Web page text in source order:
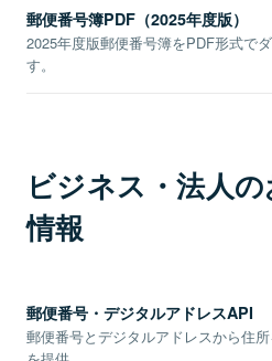
郵便番号簿PDF（2025年度版）
2025年度版郵便番号簿をPDF形式で
す。
ビジネス・法人
情報
郵便番号・デジタルアドレスAPI
郵便番号とデジタルアドレスから住